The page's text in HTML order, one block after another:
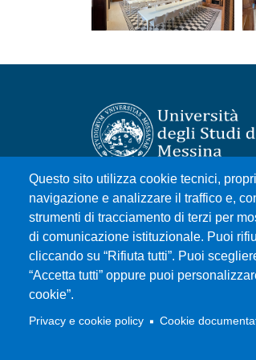
Questo sito utilizza cookie tecnici,
navigazione e analizzare il traffico e,
strumenti di tracciamento di terzi per
di comunicazione istituzionale. Puoi
cliccando su “Rifiuta tutti”. Puoi
“Accetta tutti” oppure puoi
cookie”.
Privacy e cookie policy Cookie
Università degli Studi di
Piazza Pugliatti, 1 - 98122
Cod. Fiscale 80004070837
P.IVA 00724160833
Centralino: 090 676 1